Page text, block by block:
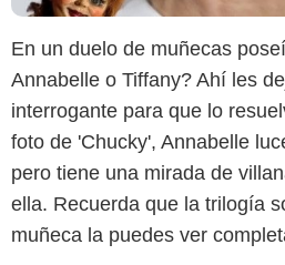
En un duelo de muñecas
Annabelle o Tiffany? Ahí les
interrogante para que lo
foto de 'Chucky', Annabelle
pero tiene una mirada de
ella. Recuerda que la trilogía
muñeca la puedes ver